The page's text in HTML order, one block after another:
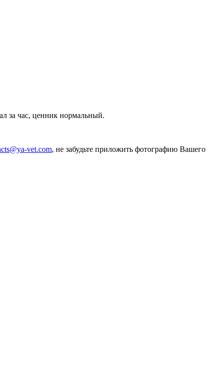
за час, ценник нормальный.
vet.com, не забудьте приложить фотографию Вашего